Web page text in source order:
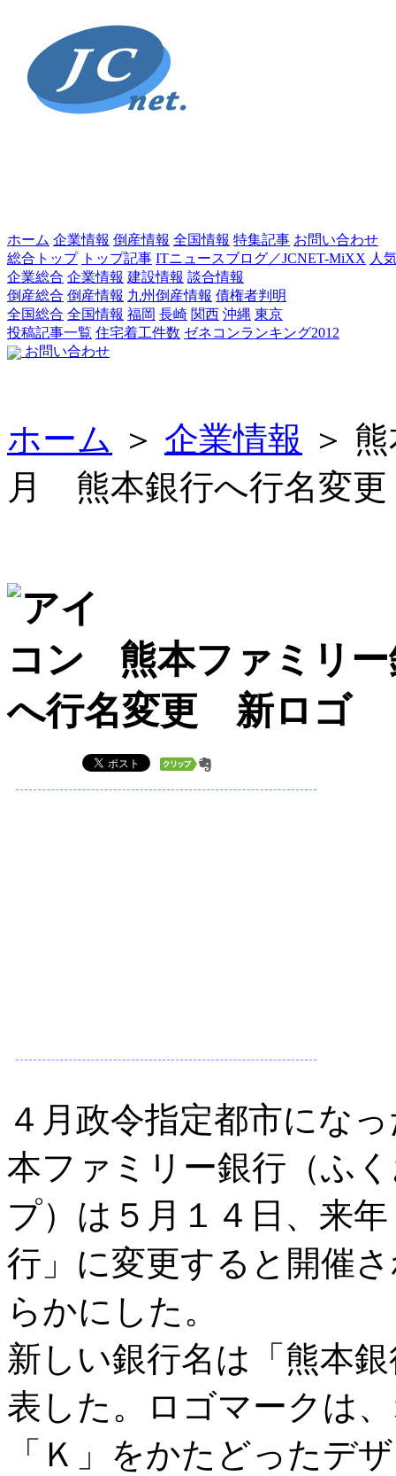
ホーム 企業情報 倒産情報 全国情報 特集記事 お問い合わせ
総合トップ トップ記事 ITニュースブログ／JCNET-MiXX 人
企業総合 企業情報 建設情報 談合情報
倒産総合 倒産情報 九州倒産情報 債権者判明
全国総合 全国情報 福岡 長崎 関西 沖縄 東京
投稿記事一覧 住宅着工件数 ゼネコンランキング2012
お問い合わせ
ホーム ＞ 企業情報 ＞
月 熊本銀行へ行名変
熊本ファミリ
へ行名変更 新ロゴ
４月政令指定都市にな
本ファミリー銀行（ふ
プ）は５月１４日、来
行」に変更すると開催
らかにした。
新しい銀行名は「熊本
表した。ロゴマークは
「Ｋ」をかたどったデ